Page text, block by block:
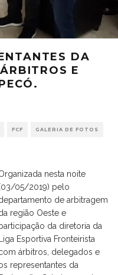
DA
E
FCF GALERIA DE FOTOS
nesta noite
05/2019) pelo
de arbitragem
região Oeste e
da diretoria da
Liga Esportiva Fronteirista
árbitros, delegados e
representantes da